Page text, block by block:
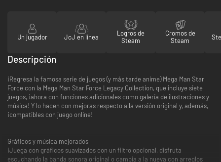
Un jugador JcJ en línea
Logros de
Steam
Cromos de
Steam
Descripción
¡Regresa la famosa serie de juegos (y más tarde anime) Mega Man Star
Force con la Mega Man Star Force Legacy Collection, que incluye siete
juegos, ¡ahora con funciones adicionales como galería de ilustraciones y
música! Y lo hacen con mejoras respecto a la versión original y, además,
¡compatibles con juego online!
Gráficos y música mejorados
¡Juega con gráficos suavizados con un filtro opcional, disfruta
escuchando la banda sonora original o cambia a la nueva con arreglos